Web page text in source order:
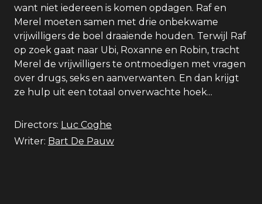
want niet iedereen is komen opdagen. Raf en
Merel moeten samen met drie onbekwame
vrijwilligers de boel draaiende houden. Terwijl Raf
op zoek gaat naar Ubi, Roxanne en Robin, tracht
Merel de vrijwilligers te ontmoedigen met vragen
over drugs, seks en aanverwanten. En dan krijgt
ze hulp uit een totaal onverwachte hoek...
Directors: Luc Coghe
Writer: Bart De Pauw